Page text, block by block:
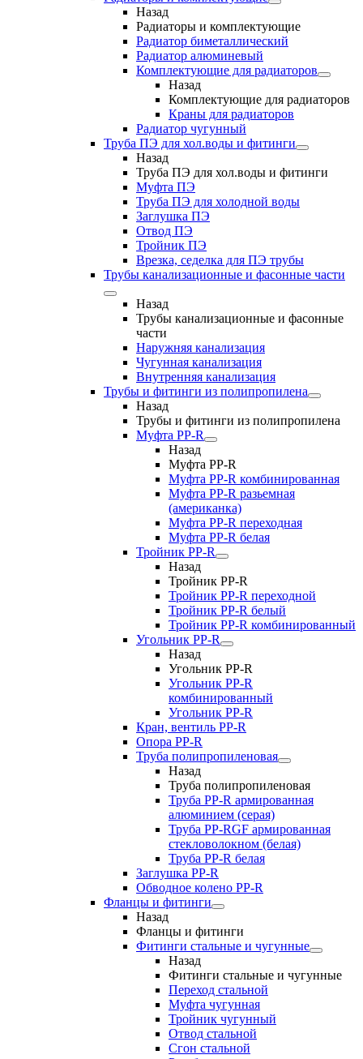
Назад
Радиаторы и комплектующие
Радиатор биметаллический
Радиатор алюминевый
Комплектующие для радиаторов
Назад
Комплектующие для радиаторов
Краны для радиаторов
Радиатор чугунный
Труба ПЭ для хол.воды и фитинги
Назад
Труба ПЭ для хол.воды и фитинги
Муфта ПЭ
Труба ПЭ для холодной воды
Заглушка ПЭ
Отвод ПЭ
Тройник ПЭ
Врезка, седелка для ПЭ трубы
Трубы канализационные и фасонные части
Назад
Трубы канализационные и фасонные
части
Наружняя канализация
Чугунная канализация
Внутренняя канализация
Трубы и фитинги из полипропилена
Назад
Трубы и фитинги из полипропилена
Муфта PP-R
Назад
Муфта PP-R
Муфта РР-R комбинированная
Муфта РР-R разьемная
(американка)
Муфта РР-R переходная
Муфта РР-R белая
Тройник PP-R
Назад
Тройник PP-R
Тройник РР-R переходной
Тройник РР-R белый
Тройник РР-R комбинированный
Угольник PP-R
Назад
Угольник PP-R
Угольник РР-R
комбинированный
Угольник РР-R
Кран, вентиль PP-R
Опора PP-R
Труба полипропиленовая
Назад
Труба полипропиленовая
Труба PP-R армированная
алюминием (серая)
Труба PP-RGF армированная
стекловолокном (белая)
Труба РР-R белая
Заглушка PP-R
Обводное колено PP-R
Фланцы и фитинги
Назад
Фланцы и фитинги
Фитинги стальные и чугунные
Назад
Фитинги стальные и чугунные
Переход стальной
Муфта чугунная
Тройник чугунный
Отвод стальной
Сгон стальной